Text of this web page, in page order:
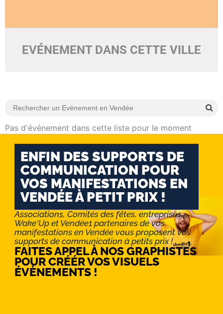
EVÉNEMENT DANS CETTE VILLE
Pas d'événement dans cette liste pour le moment
ENFIN DES SUPPORTS DE
COMMUNICATION POUR
VOS MANIFESTATIONS EN
VENDÉE À PETIT PRIX !
Associations, Comités des fêtes, entreprises :
Wake'Up et Vendée1 partenaires de vos
manifestations en Vendée vous proposent vos
supports de communication à petits prix !
FAITES APPEL À NOS GRAPHISTES
POUR CRÉÉR VOS VISUELS
ÉVÈNEMENTS !